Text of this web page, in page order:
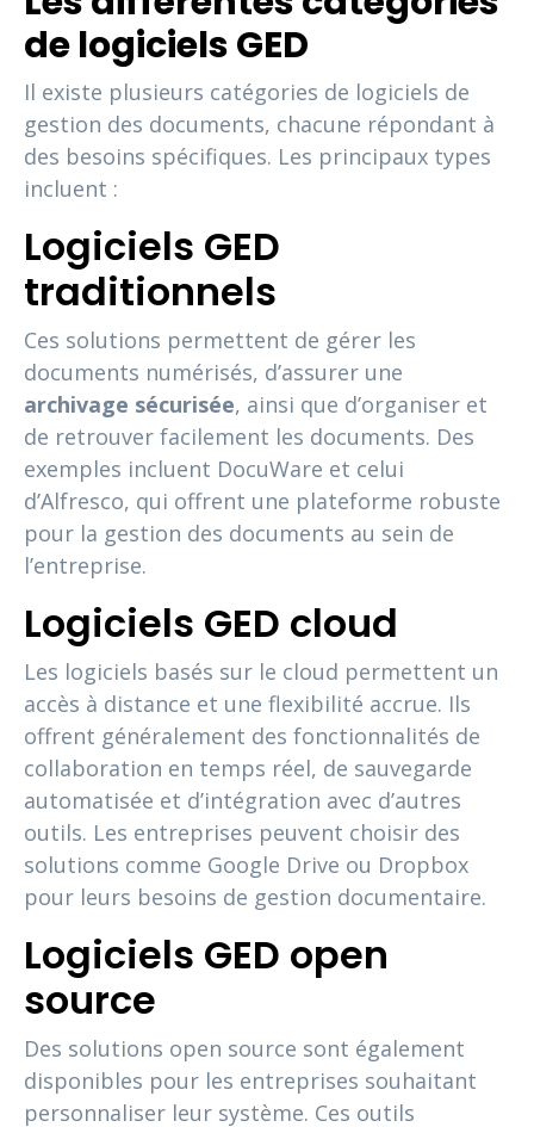
de logiciels GED
Il existe plusieurs catégories de logiciels de
gestion des documents, chacune répondant à
des besoins spécifiques. Les principaux types
incluent :
Logiciels GED
traditionnels
Ces solutions permettent de gérer les
documents numérisés, d’assurer une
archivage sécurisée, ainsi que d’organiser et
de retrouver facilement les documents. Des
exemples incluent DocuWare et celui
d’Alfresco, qui offrent une plateforme robuste
pour la gestion des documents au sein de
l’entreprise.
Logiciels GED cloud
Les logiciels basés sur le cloud permettent un
accès à distance et une flexibilité accrue. Ils
offrent généralement des fonctionnalités de
collaboration en temps réel, de sauvegarde
automatisée et d’intégration avec d’autres
outils. Les entreprises peuvent choisir des
solutions comme Google Drive ou Dropbox
pour leurs besoins de gestion documentaire.
Logiciels GED open
source
Des solutions open source sont également
disponibles pour les entreprises souhaitant
personnaliser leur système. Ces outils